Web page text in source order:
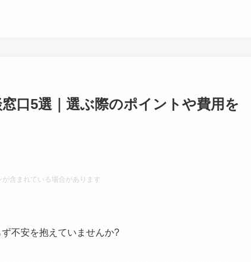
口5選｜選ぶ際のポイントや費用を
含まれている場合があります
不安を抱えていませんか?